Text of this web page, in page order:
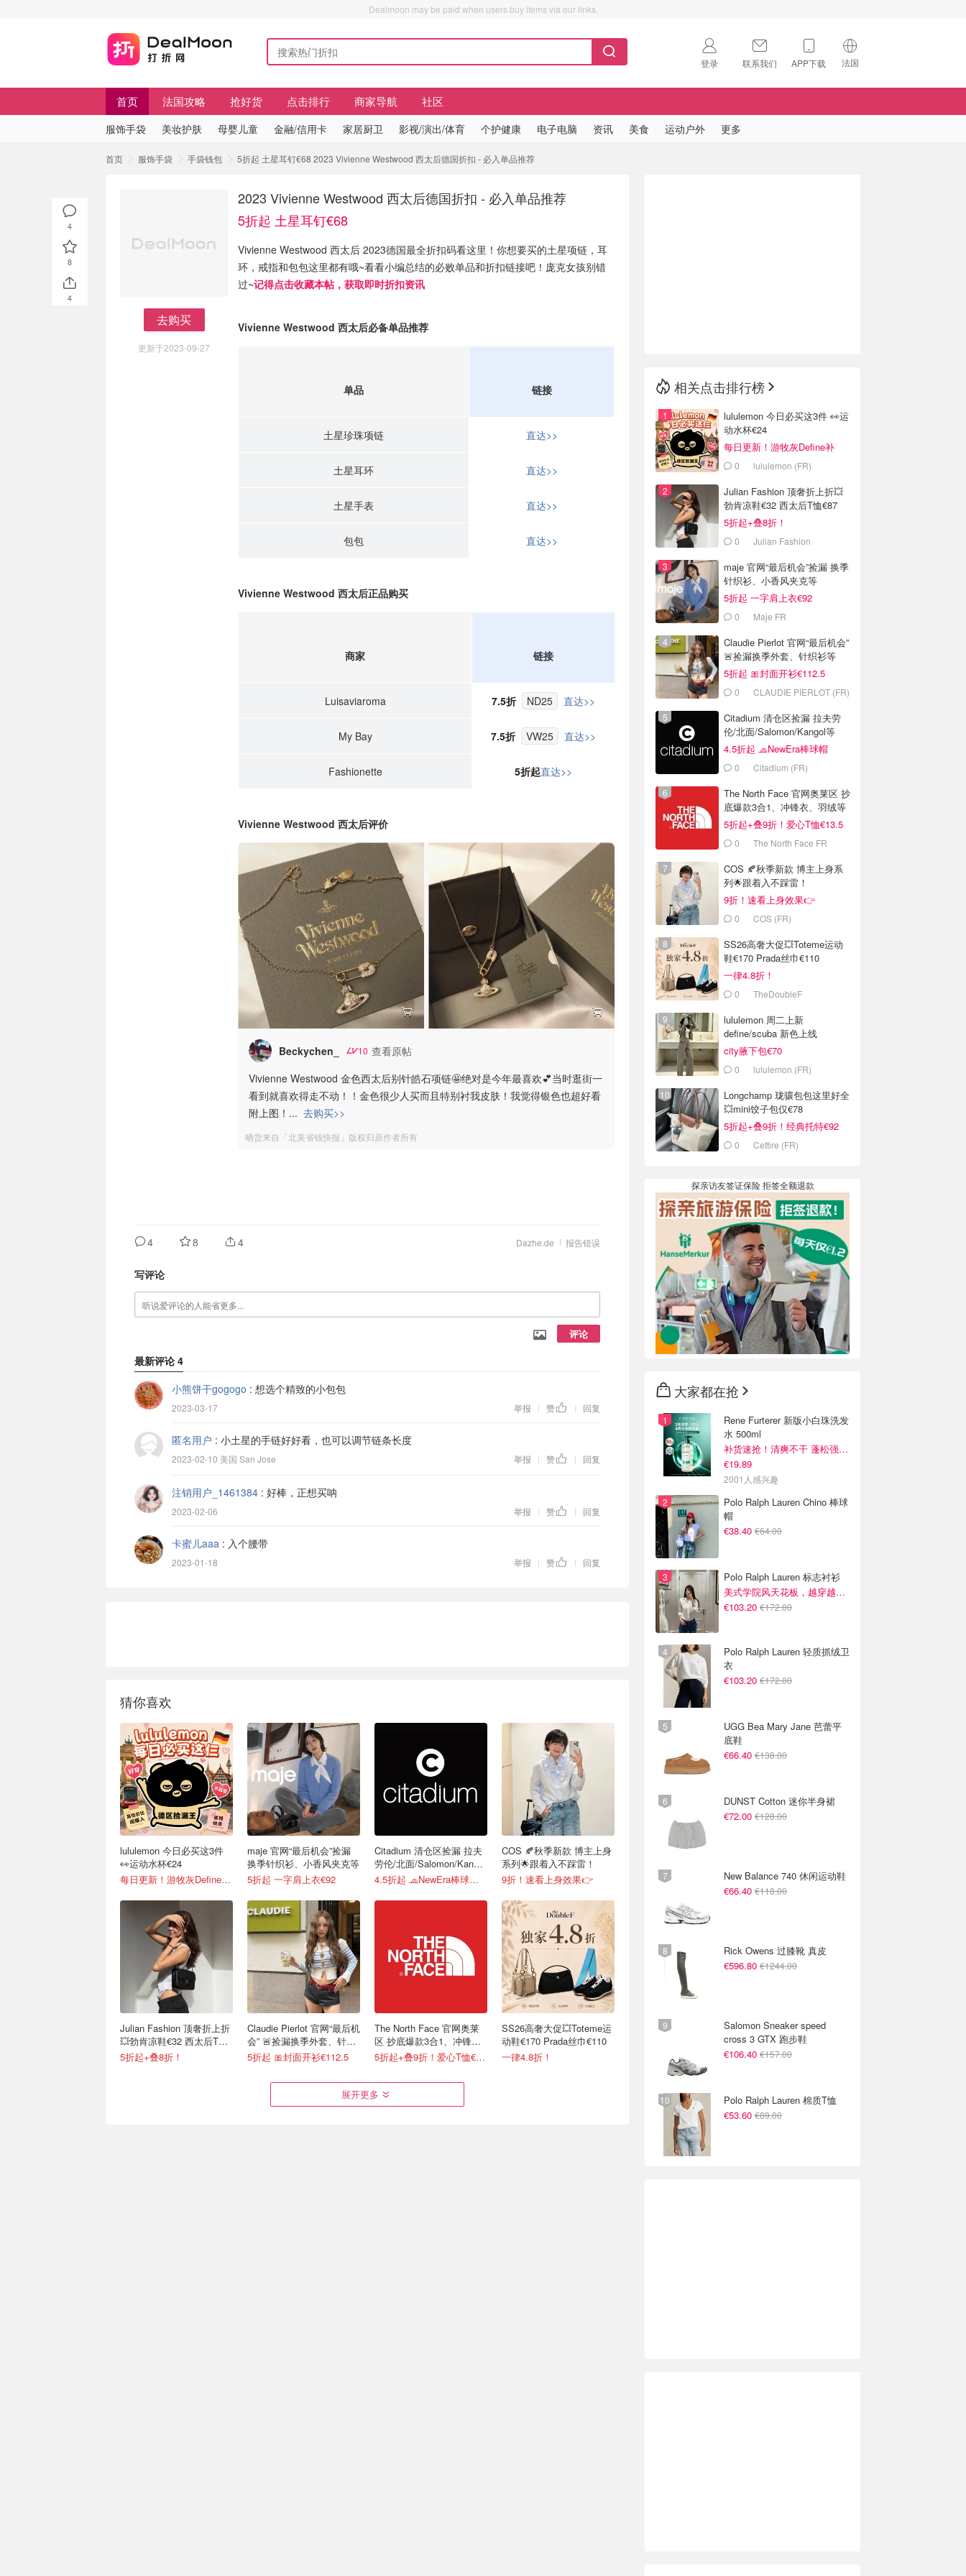
Dealmoon may be paid when users buy items via our links.
登录 联系我们 APP下载 法国
🇺🇸
首页 法国攻略 抢好货 点击排行 商家导航 社区
服饰手袋 美妆护肤 母婴儿童 金融/信用卡 家居厨卫 影视/演出/体育 个护健康 电子电脑 资讯 美食 运动户外 更多
首页 服饰手袋 手袋钱包 5折起 土星耳钉€68 2023 Vivienne Westwood 西太后德国折扣 - 必入单品推荐
去购买
更新于2023-09-27
2023 Vivienne Westwood 西太后德国折扣 - 必入单品推荐
5折起 土星耳钉€68
Vivienne Westwood 西太后 2023德国最全折扣码看这里！你想要买的土星项链，耳
环，戒指和包包这里都有哦~看看小编总结的必败单品和折扣链接吧！庞克女孩别错
过~记得点击收藏本帖，获取即时折扣资讯
Vivienne Westwood 西太后必备单品推荐
单品 链接
土星珍珠项链 直达>>
土星耳环 直达>>
土星手表 直达>>
包包 直达>>
Vivienne Westwood 西太后正品购买
商家 链接
Luisaviaroma 7.5折 ND25 直达>>
My Bay 7.5折 VW25 直达>>
Fashionette 5折起直达>>
Vivienne Westwood 西太后评价
Beckychen_ 10 查看原帖
Vivienne Westwood 金色西太后别针皓石项链🤩绝对是今年最喜欢💕当时逛街一
看到就喜欢得走不动！！金色很少人买而且特别衬我皮肤！我觉得银色也超好看
附上图！ ... 去购买>>
晒货来自「北美省钱快报」版权归原作者所有
报告错误
Dazhe.de
4 8 4
写评论
评论
最新评论 4
小熊饼干gogogo : 想选个精致的小包包
2023-03-17 举报 | 赞 | 回复
匿名用户 : 小土星的手链好好看，也可以调节链条长度
2023-02-10 美国 San Jose 举报 | 赞 | 回复
注销用户_1461384 : 好棒，正想买呐
2023-02-06 举报 | 赞 | 回复
卡蜜儿aaa : 入个腰带
2023-01-18 举报 | 赞 | 回复
猜你喜欢
lululemon 今日必买这3件
👀运动水杯€24
每日更新！游牧灰Define补货！
Julian Fashion 顶奢折上折
💥勃肯凉鞋€32 西太后T恤
€87
5折起+叠8折！
maje 官网“最后机会”捡漏
换季针织衫、小香风夹克等
5折起 一字肩上衣€92
Claudie Pierlot 官网“最后机
会” 🚨捡漏换季外套、针织
衫等
5折起 🎀封面开衫€112.5
Citadium 清仓区捡漏 拉夫
劳伦/北面/Salomon/Kangol
等
4.5折起 🧢NewEra棒球帽€18.2
The North Face 官网奥莱
区 抄底爆款3合1、冲锋
衣、羽绒等
5折起+叠9折！爱心T恤€13.5
COS 🍂秋季新款 博主上身
系列🌟跟着入不踩雷！
9折！速看上身效果👉
SS26高奢大促💥Toteme运
动鞋€170 Prada丝巾€110
一律4.8折！
展开更多
4
8
4
相关点击排行榜
lululemon 今日必买这3件 👀运
动水杯€24
每日更新！游牧灰Define补
货！0 lululemon (FR)
Julian Fashion 顶奢折上折💥
勃肯凉鞋€32 西太后T恤€87
5折起+叠8折！
0 Julian Fashion
maje 官网“最后机会”捡漏 换季
针织衫、小香风夹克等
5折起 一字肩上衣€92
0 Maje FR
Claudie Pierlot 官网“最后机会”
🚨捡漏换季外套、针织衫等
5折起 🎀封面开衫€112.5
0 CLAUDIE PIERLOT (FR)
Citadium 清仓区捡漏 拉夫劳
伦/北面/Salomon/Kangol等
4.5折起 🧢NewEra棒球帽
€18.2
0 Citadium (FR)
The North Face 官网奥莱区 抄
底爆款3合1、冲锋衣、羽绒等
5折起+叠9折！爱心T恤€13.5
0 The North Face FR
COS 🍂秋季新款 博主上身系
列🌟跟着入不踩雷！
9折！速看上身效果👉
0 COS (FR)
SS26高奢大促💥Toteme运动
鞋€170 Prada丝巾€110
一律4.8折！
0 TheDoubleF
lululemon 周二上新
define/scuba 新色上线
city腋下包€70
0 lululemon (FR)
Longchamp 珑骧包包这里好全
💥mini饺子包仅€78
5折起+叠9折！经典托特€92
0 Cettire (FR)
探亲访友签证保险 拒签全额退款
大家都在抢
Rene Furterer 新版小白珠洗发
水 500ml
补货速抢！清爽不干 蓬松强韧秀发
€19.89
2001人感兴趣
Polo Ralph Lauren Chino 棒球
帽
€38.40 €64.00
Polo Ralph Lauren 标志衬衫
美式学院风天花板，越穿越有质感
€103.20 €172.00
Polo Ralph Lauren 轻质抓绒卫
衣
€103.20 €172.00
UGG Bea Mary Jane 芭蕾平
底鞋
€66.40 €138.00
DUNST Cotton 迷你半身裙
€72.00 €128.00
New Balance 740 休闲运动鞋
€66.40 €118.00
Rick Owens 过膝靴 真皮
€596.80 €1244.00
Salomon Sneaker speed
cross 3 GTX 跑步鞋
€106.40 €157.00
Polo Ralph Lauren 棉质T恤
€53.60 €89.00